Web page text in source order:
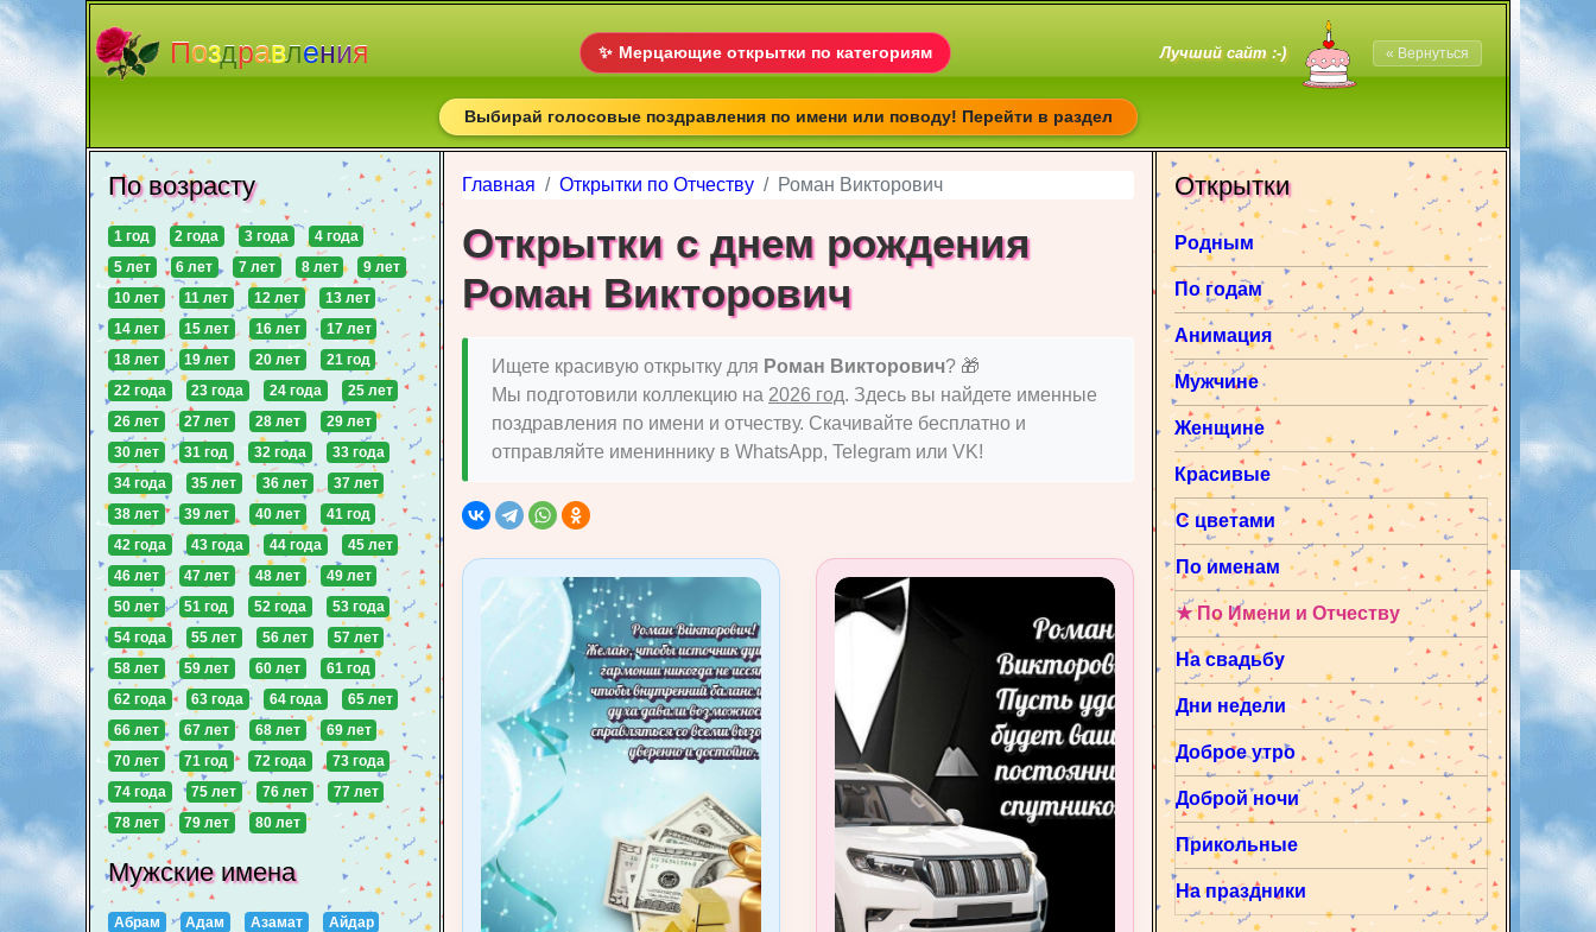
Поздравления ✨ Мерцающие открытки по категориям Лучший сайт :-) « Вернуться
Выбирай голосовые поздравления по имени или поводу! Перейти в раздел
Главная Открытки по Отчеству Роман Викторович
Открытки с днем рождения
Роман Викторович
Ищете красивую открытку для Роман Викторович? 🎁
Мы подготовили коллекцию на 2026 год. Здесь вы найдете именные
поздравления по имени и отчеству. Скачивайте бесплатно и
отправляйте имениннику в WhatsApp, Telegram или VK!
Открытки
Родным
По годам
Анимация
Мужчине
Женщине
Красивые
С цветами
По именам
★ По Имени и Отчеству
На свадьбу
Дни недели
Доброе утро
Доброй ночи
Прикольные
На праздники
По возрасту
1 год 2 года 3 года
4 года
5 лет
6 лет 7 лет 8 лет
9 лет
10 лет
11 лет 12 лет
13 лет
14 лет
15 лет 16 лет
17 лет
18 лет
19 лет 20 лет
21 год
22 года
23 года 24 года
25 лет
26 лет
27 лет 28 лет
29 лет
30 лет
31 год 32 года
33 года
34 года
35 лет 36 лет
37 лет
38 лет
39 лет 40 лет
41 год
42 года
43 года 44 года
45 лет
46 лет
47 лет 48 лет
49 лет
50 лет
51 год 52 года
53 года
54 года
55 лет 56 лет
57 лет
58 лет
59 лет 60 лет
61 год
62 года
63 года 64 года
65 лет
66 лет
67 лет 68 лет
69 лет
70 лет
71 год 72 года
73 года
74 года
75 лет 76 лет
77 лет
78 лет
79 лет 80 лет
Мужские имена
Абрам Адам Азамат
Айдар